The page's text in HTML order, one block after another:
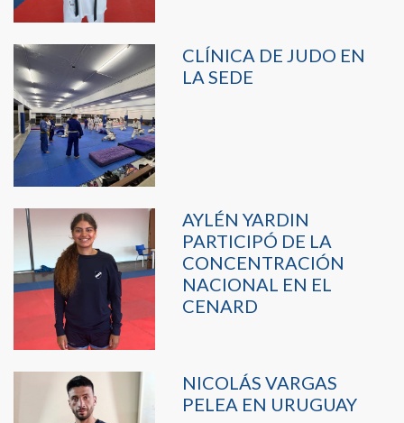
CLÍNICA DE JUDO EN
LA SEDE
AYLÉN YARDIN
PARTICIPÓ DE LA
CONCENTRACIÓN
NACIONAL EN EL
CENARD
NICOLÁS VARGAS
PELEA EN URUGUAY